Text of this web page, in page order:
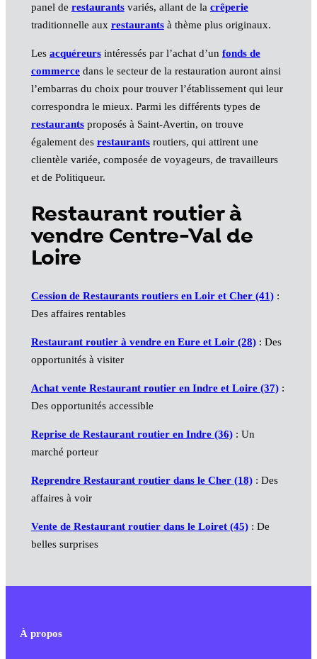
panel de restaurantsvariés, allant de la crêperie
traditionnelle aux restaurantsà thème plus originaux.
Les acquéreursintéressés par l’achat d’un fonds de
commercedans le secteur de la restauration auront ainsi
l’embarras du choix pour trouver l’établissement qui leur
correspondra le mieux. Parmi les différents types de
restaurantsproposés à Saint-Avertin, on trouve
également des restaurantsroutiers, qui attirent une
clientèle variée, composée de voyageurs, de travailleurs
et de Politiqueur.
Restaurant routier à
vendre Centre-Val de
Loire
Cession de Restaurants routiers en Loir et Cher (41):
Des affaires rentables
Restaurant routier à vendre en Eure et Loir (28): Des
opportunités à visiter
Achat vente Restaurant routier en Indre et Loire (37):
Des opportunités accessible
Reprise de Restaurant routier en Indre (36): Un
marché porteur
Reprendre Restaurant routier dans le Cher (18): Des
affaires à voir
Vente de Restaurant routier dans le Loiret (45): De
belles surprises
À propos